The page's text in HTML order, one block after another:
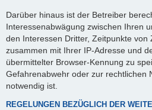
Darüber hinaus ist der Betreiber
Interessenabwägung zwischen Ihren
den Interessen Dritter, Zeitpunkte von
zusammen mit Ihrer IP-Adresse und
übermittelter Browser-Kennung zu
Gefahrenabwehr oder zur rechtlichen
notwendig ist.
REGELUNGEN BEZÜGLICH DER